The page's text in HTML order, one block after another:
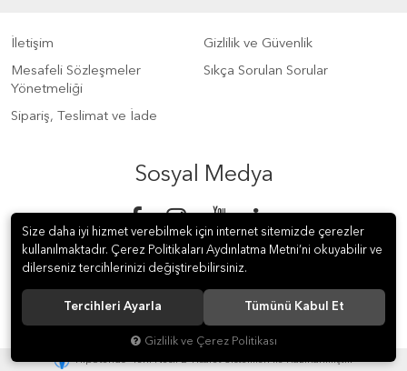
İletişim
Gizlilik ve Güvenlik
Mesafeli Sözleşmeler
Yönetmeliği
Sıkça Sorulan Sorular
Sipariş, Teslimat ve İade
Sosyal Medya
© 2018 S Meter Sayaç ve Otomasyon A.Ş. Tüm hakları saklıdır.
Hipotenüs Yeni Nesil E-Ticaret Sistemleri ile Hazırlanmıştır.
Size daha iyi hizmet verebilmek için internet sitemizde çerezler
kullanılmaktadır. Çerez Politikaları Aydınlatma Metni’ni okuyabilir ve
dilerseniz tercihlerinizi değiştirebilirsiniz.
Tercihleri Ayarla Tümünü Kabul Et
Gizlilik ve Çerez Politikası